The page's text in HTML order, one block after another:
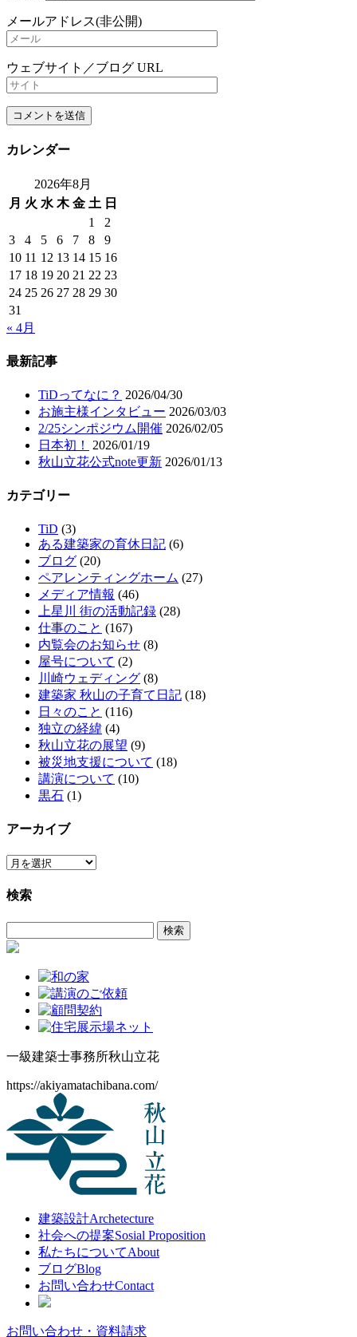
メールアドレス(非公開)
ウェブサイト／ブログ URL
カレンダー
2026年8月
月 火 水 木 金 土 日
1
2
3
4 5 6 7 8
9
10 11 12 13 14 15 16
17 18 19 20 21 22 23
24 25 26 27 28 29 30
31
« 4月
最新記事
TiDってなに？ 2026/04/30
お施主様インタビュー 2026/03/03
2/25シンポジウム開催 2026/02/05
日本初！
2026/01/19
秋山立花公式note更新 2026/01/13
カテゴリー
TiD (3)
ある建築家の育休日記 (6)
ブログ (20)
ペアレンティングホーム (27)
メディア情報 (46)
上星川 街の活動記録 (28)
仕事のこと (167)
内覧会のお知らせ (8)
屋号について (2)
川崎ウェディング (8)
建築家 秋山の子育て日記 (18)
日々のこと (116)
独立の経緯 (4)
秋山立花の展望 (9)
被災地支援について (18)
講演について (10)
黒石 (1)
アーカイブ
ア
カ
検索
索:
一級建築士事務所秋山立花
https://akiyamatachibana.com/
建築設計Archetecture
社会への提案Sosial Proposition
私たちについてAbout
ブログBlog
お問い合わせContact
お問い合わせ・資料請求